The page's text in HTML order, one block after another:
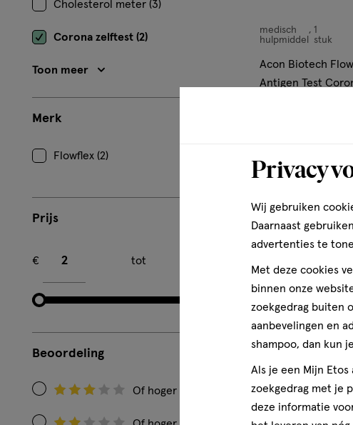
Cholesterol meter (3)
Corona zelftest (2)
Toon meer
Merk
Flowflex (2)
Prijs
€
tot
Beoordeling
Filteren
op
Of hoger
medisch
medisch
hulpmiddel
1
stuk
Acon Biotech
Antigen Test
Privacy
Wij gebruiken
Daarnaast
advertenties te
Met deze cookies
binnen onze
zoekgedrag buiten
aanbevelingen en
shampoo, dan kun
Als je een Mijn
zoekgedrag met je
deze informatie